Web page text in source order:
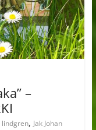
–
, Jak Johan